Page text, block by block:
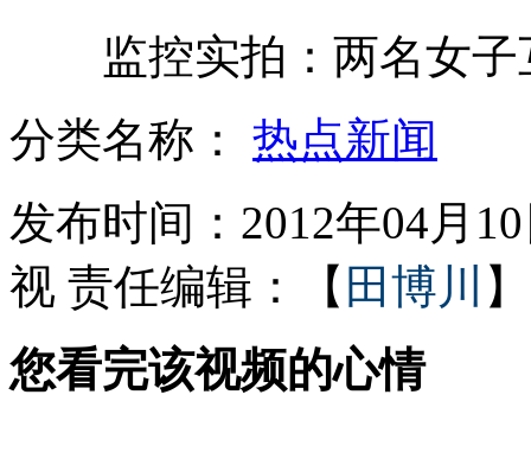
轿车高速撞油罐车 "火龙"吞噬公路
信用卡印照片仍被盗刷两万元
监控实拍：两名女子
分类名称： 热点新闻
发布时间：2012年04月
视 责任编辑：【 田博川 】
您看完该视频的心情